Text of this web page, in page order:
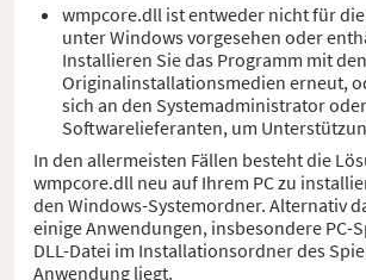
wmpcore.dll ist entweder nicht für
unter Windows vorgesehen oder
Installieren Sie das Programm mit den
Originalinstallationsmedien erneut,
sich an den Systemadministrator oder
Softwarelieferanten, um
In den allermeisten Fällen besteht die
wmpcore.dll neu auf Ihrem PC zu
den Windows-Systemordner. Alternativ
einige Anwendungen, insbesondere PC-
DLL-Datei im Installationsordner des
Anwendung liegt.